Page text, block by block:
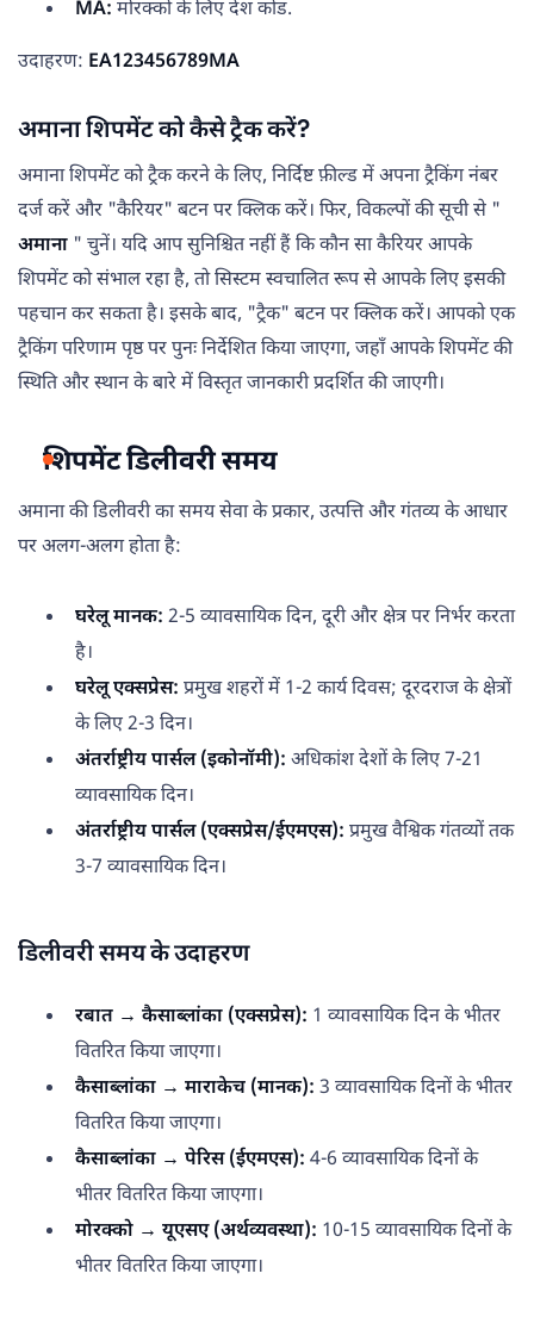
MA: मोरक्को के लिए देश कोड.
उदाहरण: EA123456789MA
अमाना शिपमेंट को कैसे ट्रैक करें?
अमाना शिपमेंट को ट्रैक करने के लिए, निर्दिष्ट फ़ील्ड में अपना ट्रैकिंग नंबर
दर्ज करें और "कैरियर" बटन पर क्लिक करें। फिर, विकल्पों की सूची से "
अमाना " चुनें। यदि आप सुनिश्चित नहीं हैं कि कौन सा कैरियर आपके
शिपमेंट को संभाल रहा है, तो सिस्टम स्वचालित रूप से आपके लिए इसकी
पहचान कर सकता है। इसके बाद, "ट्रैक" बटन पर क्लिक करें। आपको एक
ट्रैकिंग परिणाम पृष्ठ पर पुनः निर्देशित किया जाएगा, जहाँ आपके शिपमेंट की
स्थिति और स्थान के बारे में विस्तृत जानकारी प्रदर्शित की जाएगी।
शिपमेंट डिलीवरी समय
अमाना की डिलीवरी का समय सेवा के प्रकार, उत्पत्ति और गंतव्य के आधार
पर अलग-अलग होता है:
घरेलू मानक: 2-5 व्यावसायिक दिन, दूरी और क्षेत्र पर निर्भर करता
है।
घरेलू एक्सप्रेस: प्रमुख शहरों में 1-2 कार्य दिवस; दूरदराज के क्षेत्रों
के लिए 2-3 दिन।
अंतर्राष्ट्रीय पार्सल (इकोनॉमी): अधिकांश देशों के लिए 7-21
व्यावसायिक दिन।
अंतर्राष्ट्रीय पार्सल (एक्सप्रेस/ईएमएस): प्रमुख वैश्विक गंतव्यों तक
3-7 व्यावसायिक दिन।
डिलीवरी समय के उदाहरण
रबात → कैसाब्लांका (एक्सप्रेस): 1 व्यावसायिक दिन के भीतर
वितरित किया जाएगा।
कैसाब्लांका → माराकेच (मानक): 3 व्यावसायिक दिनों के भीतर
वितरित किया जाएगा।
कैसाब्लांका → पेरिस (ईएमएस): 4-6 व्यावसायिक दिनों के
भीतर वितरित किया जाएगा।
मोरक्को → यूएसए (अर्थव्यवस्था): 10-15 व्यावसायिक दिनों के
भीतर वितरित किया जाएगा।